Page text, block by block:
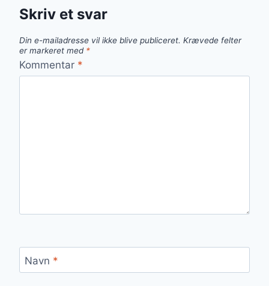
Skriv et svar
Din e-mailadresse vil ikke blive publiceret. Krævede felter
er markeret med *
Kommentar *
Navn *